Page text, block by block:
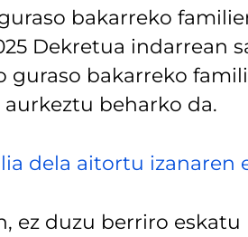
bakarreko
Dekretua indarrean
bakarreko
beharko da.
dela aitortu izanaren
ez duzu berriro